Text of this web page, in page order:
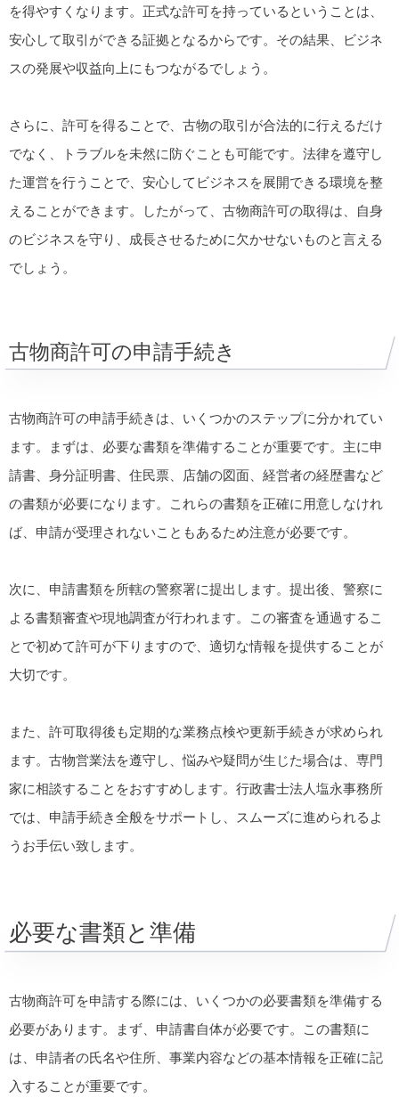
を得やすくなります。正式な許可を持っているということは、
安心して取引ができる証拠となるからです。その結果、ビジネ
スの発展や収益向上にもつながるでしょう。
さらに、許可を得ることで、古物の取引が合法的に行えるだけ
でなく、トラブルを未然に防ぐことも可能です。法律を遵守し
た運営を行うことで、安心してビジネスを展開できる環境を整
えることができます。したがって、古物商許可の取得は、自身
のビジネスを守り、成長させるために欠かせないものと言える
でしょう。
古物商許可の申請手続き
古物商許可の申請手続きは、いくつかのステップに分かれてい
ます。まずは、必要な書類を準備することが重要です。主に申
請書、身分証明書、住民票、店舗の図面、経営者の経歴書など
の書類が必要になります。これらの書類を正確に用意しなけれ
ば、申請が受理されないこともあるため注意が必要です。
次に、申請書類を所轄の警察署に提出します。提出後、警察に
よる書類審査や現地調査が行われます。この審査を通過するこ
とで初めて許可が下りますので、適切な情報を提供することが
大切です。
また、許可取得後も定期的な業務点検や更新手続きが求められ
ます。古物営業法を遵守し、悩みや疑問が生じた場合は、専門
家に相談することをおすすめします。行政書士法人塩永事務所
では、申請手続き全般をサポートし、スムーズに進められるよ
うお手伝い致します。
必要な書類と準備
古物商許可を申請する際には、いくつかの必要書類を準備する
必要があります。まず、申請書自体が必要です。この書類に
は、申請者の氏名や住所、事業内容などの基本情報を正確に記
入することが重要です。